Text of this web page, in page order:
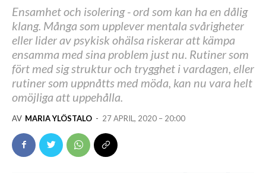
Ensamhet och isolering - ord som kan ha en dålig
klang. Många som upplever mentala svårigheter
eller lider av psykisk ohälsa riskerar att kämpa
ensamma med sina problem just nu. Rutiner som
fört med sig struktur och trygghet i vardagen, eller
rutiner som uppnåtts med möda, kan nu vara helt
omöjliga att uppehålla.
AV MARIA YLÖSTALO - 27 APRIL, 2020 – 20:00